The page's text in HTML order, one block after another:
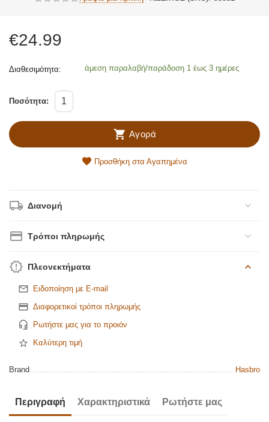
€24.99
Διαθεσιμότητα: άμεση παραλαβή/παράδοση 1 έως 3 ημέρες
Ποσότητα:
Αγορά
Προσθήκη στα Αγαπημένα
Διανομή
Τρόποι πληρωμής
Πλεονεκτήματα
Ειδοποίηση με E-mail
Διαφορετικοί τρόποι πληρωμής
Ρωτήστε μας για το προιόν
Καλύτερη τιμή
Brand Hasbro
Περιγραφή Χαρακτηριστικά Ρωτήστε μας